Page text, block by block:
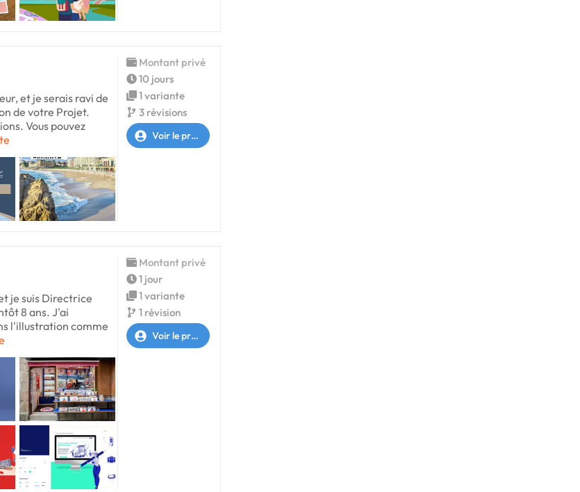
et je serais ravi de
de votre Projet.
Vous pouvez
Montant privé
10 jours
1 variante
3 révisions
Voir le profil
je suis Directrice
8 ans. J'ai
l'illustration comme
Montant privé
1 jour
1 variante
1 révision
Voir le profil